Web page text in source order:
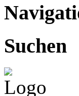
Suchen